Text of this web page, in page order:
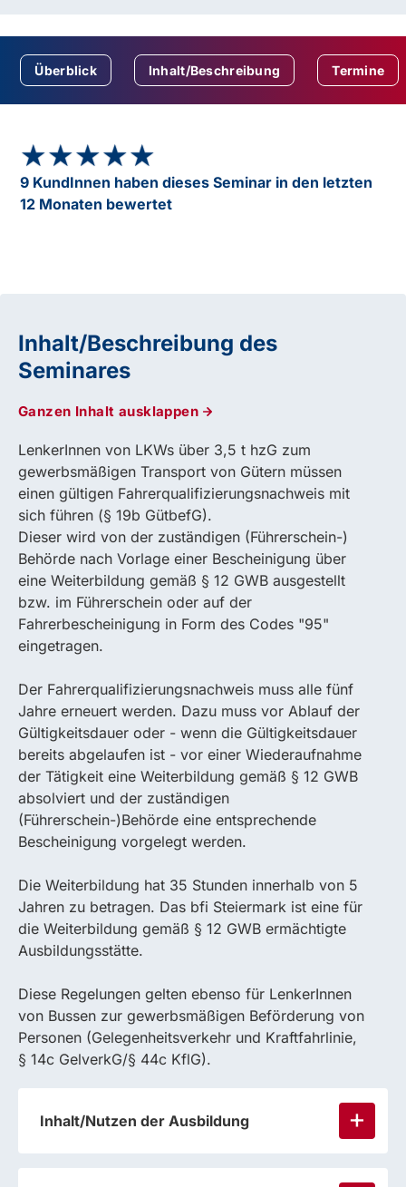
Überblick Inhalt/Beschreibung Termine
★★★★★
★★★★★
9 KundInnen haben dieses Seminar in den letzten
12 Monaten bewertet
Inhalt/Beschreibung des
Seminares
Ganzen Inhalt ausklappen
LenkerInnen von LKWs über 3,5 t hzG zum
gewerbsmäßigen Transport von Gütern müssen
einen gültigen Fahrerqualifizierungsnachweis mit
sich führen (§ 19b GütbefG).
Dieser wird von der zuständigen (Führerschein-)
Behörde nach Vorlage einer Bescheinigung über
eine Weiterbildung gemäß § 12 GWB ausgestellt
bzw. im Führerschein oder auf der
Fahrerbescheinigung in Form des Codes "95"
eingetragen.
Der Fahrerqualifizierungsnachweis muss alle fünf
Jahre erneuert werden. Dazu muss vor Ablauf der
Gültigkeitsdauer oder - wenn die Gültigkeitsdauer
bereits abgelaufen ist - vor einer Wiederaufnahme
der Tätigkeit eine Weiterbildung gemäß § 12 GWB
absolviert und der zuständigen
(Führerschein-)Behörde eine entsprechende
Bescheinigung vorgelegt werden.
Die Weiterbildung hat 35 Stunden innerhalb von 5
Jahren zu betragen. Das bfi Steiermark ist eine für
die Weiterbildung gemäß § 12 GWB ermächtigte
Ausbildungsstätte.
Diese Regelungen gelten ebenso für LenkerInnen
von Bussen zur gewerbsmäßigen Beförderung von
Personen (Gelegenheitsverkehr und Kraftfahrlinie,
§ 14c GelverkG/§ 44c KflG).
Inhalt/Nutzen der Ausbildung